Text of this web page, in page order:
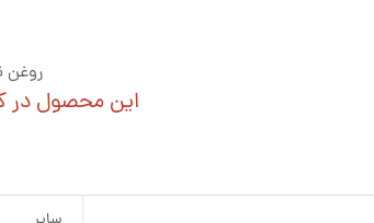
روغن نازگل
این محصول در